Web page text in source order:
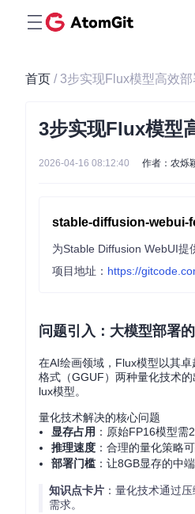
首页 / 3步实现Flux模型高效
3步实现Flux模型
2026-04-16 08:12:40 作者：农烁
stable-diffusion-webui-
为Stable Diffusion WebUI提
项目地址： https://
问题引入：大模型部署
在AI绘画领域，Flux模型以其
格式（GGUF）两种量化技术
lux模型。
量化技术解决的核心问题
显存占用 ：原始FP16模型
推理速度 ：合理的量化策略
部署门槛 ：让8GB显存的中
知识点卡片 ：量化技术通过
需求。